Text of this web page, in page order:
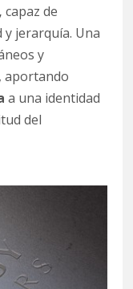
capaz de
jerarquía. Una
y
aportando
a una identidad
del